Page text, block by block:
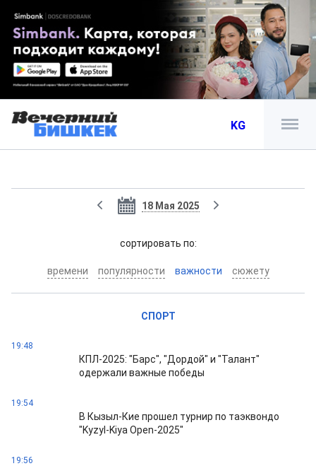
KG
18 Мая 2025
cортировать по:
времени популярности важности сюжету
СПОРТ
19:48
КПЛ-2025: "Барс", "Дордой" и "Талант"
одержали важные победы
19:54
В Кызыл-Кие прошел турнир по таэквондо
"Kyzyl-Kiya Open-2025"
19:56